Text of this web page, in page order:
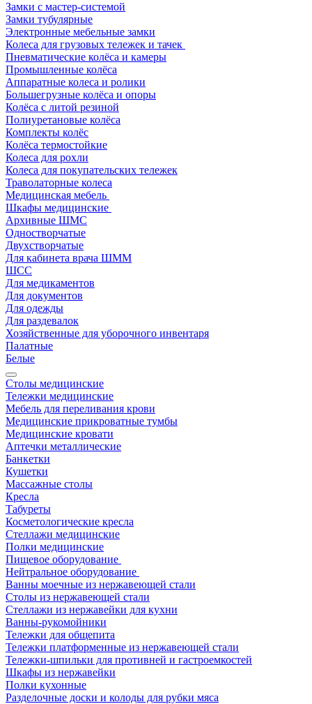
Замки с мастер-системой
Замки тубулярные
Электронные мебельные замки
Колеса для грузовых тележек и тачек
Пневматические колёса и камеры
Промышленные колёса
Аппаратные колеса и ролики
Большегрузные колёса и опоры
Колёса с литой резиной
Полиуретановые колёса
Комплекты колёс
Колёса термостойкие
Колеса для рохли
Колеса для покупательских тележек
Траволаторные колеса
Медицинская мебель
Шкафы медицинские
Архивные ШМС
Одностворчатые
Двухстворчатые
Для кабинета врача ШММ
ШСС
Для медикаментов
Для документов
Для одежды
Для раздевалок
Хозяйственные для уборочного инвентаря
Палатные
Белые
Столы медицинские
Тележки медицинские
Мебель для переливания крови
Медицинские прикроватные тумбы
Медицинские кровати
Аптечки металлические
Банкетки
Кушетки
Массажные столы
Кресла
Табуреты
Косметологические кресла
Стеллажи медицинские
Полки медицинские
Пищевое оборудование
Нейтральное оборудование
Ванны моечные из нержавеющей стали
Столы из нержавеющей стали
Стеллажи из нержавейки для кухни
Ванны-рукомойники
Тележки для общепита
Тележки платформенные из нержавеющей стали
Тележки-шпильки для противней и гастроемкостей
Шкафы из нержавейки
Полки кухонные
Разделочные доски и колоды для рубки мяса